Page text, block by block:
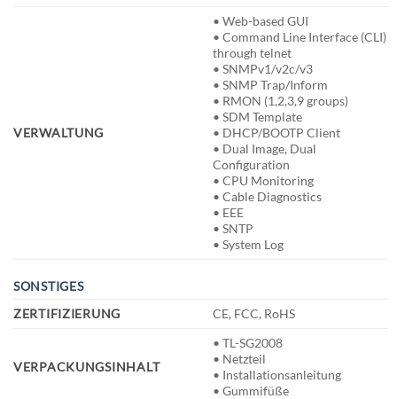
VERWALTUNG
• Web-based GUI
• Command Line Interface (CLI)
through telnet
• SNMPv1/v2c/v3
• SNMP Trap/Inform
• RMON (1,2,3,9 groups)
• SDM Template
• DHCP/BOOTP Client
• Dual Image, Dual
Configuration
• CPU Monitoring
• Cable Diagnostics
• EEE
• SNTP
• System Log
SONSTIGES
ZERTIFIZIERUNG
CE, FCC, RoHS
VERPACKUNGSINHALT
• TL-SG2008
• Netzteil
• Installationsanleitung
• Gummifüße